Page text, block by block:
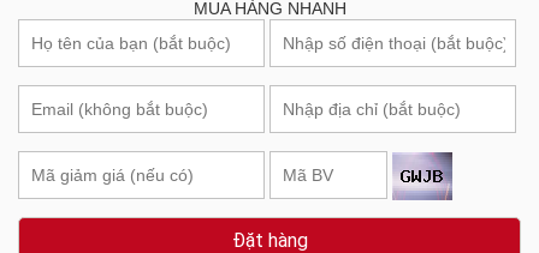
MUA HÀNG NHANH
Đặt hàng